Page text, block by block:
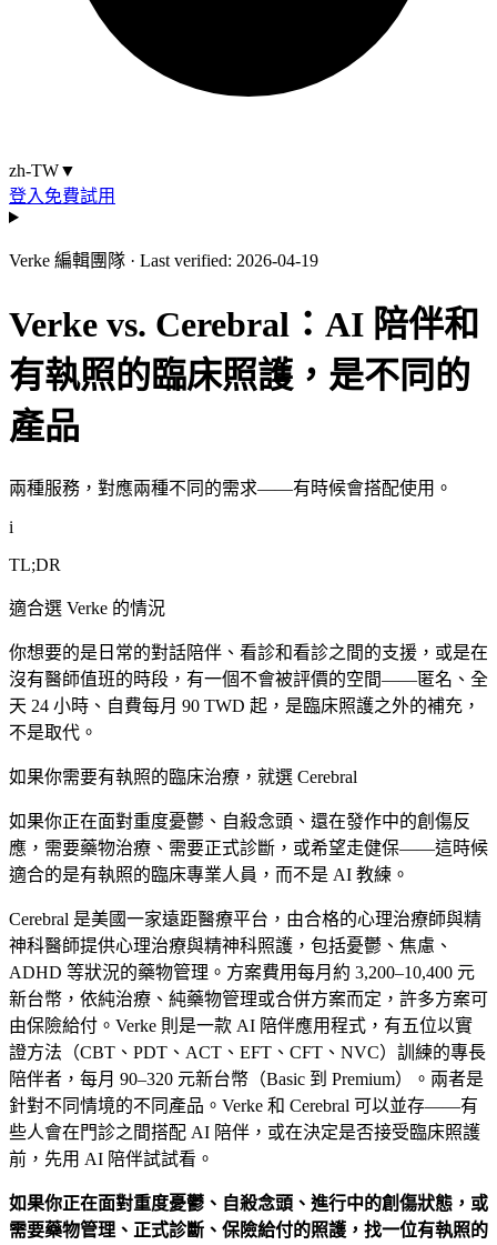
zh-TW▼
登入 免費試用
Verke 編輯團隊 · Last verified: 2026-04-19
Verke vs. Cerebral：AI 陪伴和
有執照的臨床照護，是不同的
產品
兩種服務，對應兩種不同的需求——有時候會搭配使用。
i
TL;DR
適合選 Verke 的情況
你想要的是日常的對話陪伴、看診和看診之間的支援，或是在
沒有醫師值班的時段，有一個不會被評價的空間——匿名、全
天 24 小時、自費每月 90 TWD 起，是臨床照護之外的補充，
不是取代。
如果你需要有執照的臨床治療，就選 Cerebral
如果你正在面對重度憂鬱、自殺念頭、還在發作中的創傷反
應，需要藥物治療、需要正式診斷，或希望走健保——這時候
適合的是有執照的臨床專業人員，而不是 AI 教練。
Cerebral 是美國一家遠距醫療平台，由合格的心理治療師與精
神科醫師提供心理治療與精神科照護，包括憂鬱、焦慮、
ADHD 等狀況的藥物管理。方案費用每月約 3,200–10,400 元
新台幣，依純治療、純藥物管理或合併方案而定，許多方案可
由保險給付。Verke 則是一款 AI 陪伴應用程式，有五位以實
證方法（CBT、PDT、ACT、EFT、CFT、NVC）訓練的專長
陪伴者，每月 90–320 元新台幣（Basic 到 Premium）。兩者是
針對不同情境的不同產品。Verke 和 Cerebral 可以並存——有
些人會在門診之間搭配 AI 陪伴，或在決定是否接受臨床照護
前，先用 AI 陪伴試試看。
如果你正在面對重度憂鬱、自殺念頭、進行中的創傷狀態，或
需要藥物管理、正式診斷、保險給付的照護，找一位有執照的